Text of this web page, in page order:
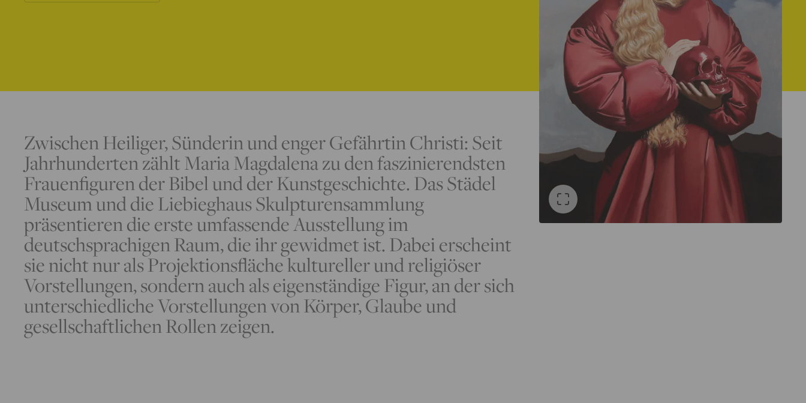
Zwischen Heiliger, Sünderin und enger Gefährtin Christi: Seit
Jahrhunderten zählt Maria Magdalena zu den faszinierendsten
Frauenfiguren der Bibel und der Kunstgeschichte. Das Städel
Museum und die Liebieghaus Skulpturensammlung
präsentieren die erste umfassende Ausstellung im
deutschsprachigen Raum, die ihr gewidmet ist. Dabei erscheint
sie nicht nur als Projektionsfläche kultureller und religiöser
Vorstellungen, sondern auch als eigenständige Figur, an der sich
unterschiedliche Vorstellungen von Körper, Glaube und
gesellschaftlichen Rollen zeigen.